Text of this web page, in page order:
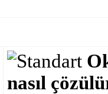
nasıl